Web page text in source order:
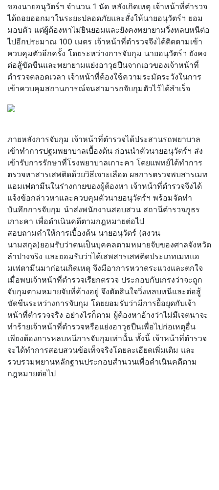
ของนายอนุวัตร์ฯ จำนวน 1 นัด หลังเกิดเหตุ เจ้าหน้าที่ตำรวจ
ได้ถอยออกมาในระยะปลอดภัยและสั่งให้นายอนุวัตร์ฯ ยอม
มอบตัว แต่ผู้ต้องหาไม่ยินยอมและยังคงพยายามวิ่งหลบหนีต่อ
ไปอีกประมาณ 100 เมตร เจ้าหน้าที่ตำรวจจึงได้ติดตามเข้า
ควบคุมตัวอีกครั้ง โดยระหว่างการจับกุม นายอนุวัตร์ฯ ยังคง
ต่อสู้ขัดขืนและพยายามแย่งอาวุธปืนจากเอวของเจ้าหน้าที่
ตำรวจตลอดเวลา เจ้าหน้าที่ต้องใช้ความระมัดระวังในการ
เข้าควบคุมสถานการณ์จนสามารถจับกุมตัวไว้ได้สำเร็จ
ภายหลังการจับกุม เจ้าหน้าที่ตำรวจได้ประสานรถพยาบาล
เข้าทำการปฐมพยาบาลเบื้องต้น ก่อนนำตัวนายอนุวัตร์ฯ ส่ง
เข้ารับการรักษาที่โรงพยาบาลเกาะคา โดยแพทย์ได้ทำการ
ตรวจหาสารเสพติดด้วยวิธีเจาะเลือด ผลการตรวจพบสารเมท
แอมเฟตามีนในร่างกายของผู้ต้องหา เจ้าหน้าที่ตำรวจจึงได้
แจ้งข้อกล่าวหาและควบคุมตัวนายอนุวัตร์ฯ พร้อมจัดทำ
บันทึกการจับกุม นำส่งพนักงานสอบสวน สถานีตำรวจภูธร
เกาะคา เพื่อดำเนินคดีตามกฎหมายต่อไป
สอบถามคำให้การเบื้องต้น นายอนุวัตร์ (สงวน
นามสกุล)ยอมรับว่าตนเป็นบุคคลตามหมายจับของศาลจังหวัด
ลำปางจริง และยอมรับว่าได้เสพสารเสพติดประเภทเมทแอ
มเฟตามีนมาก่อนเกิดเหตุ จึงมีอาการหวาดระแวงและตกใจ
เมื่อพบเจ้าหน้าที่ตำรวจเรียกตรวจ ประกอบกับเกรงว่าจะถูก
จับกุมตามหมายจับที่ค้างอยู่ จึงตัดสินใจวิ่งหลบหนีและต่อสู้
ขัดขืนระหว่างการจับกุม โดยยอมรับว่ามีการยื้อยุดกับเจ้า
หน้าที่ตำรวจจริง อย่างไรก็ตาม ผู้ต้องหาอ้างว่าไม่มีเจตนาจะ
ทำร้ายเจ้าหน้าที่ตำรวจหรือแย่งอาวุธปืนเพื่อไปก่อเหตุอื่น
เพียงต้องการหลบหนีการจับกุมเท่านั้น ทั้งนี้ เจ้าหน้าที่ตำรวจ
จะได้ทำการสอบสวนข้อเท็จจริงโดยละเอียดเพิ่มเติม และ
รวบรวมพยานหลักฐานประกอบสำนวนเพื่อดำเนินคดีตาม
กฎหมายต่อไป